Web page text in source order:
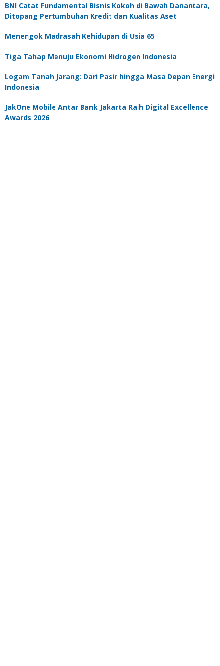
BNI Catat Fundamental Bisnis Kokoh di Bawah Danantara,
Ditopang Pertumbuhan Kredit dan Kualitas Aset
Menengok Madrasah Kehidupan di Usia 65
Tiga Tahap Menuju Ekonomi Hidrogen Indonesia
Logam Tanah Jarang: Dari Pasir hingga Masa Depan Energi
Indonesia
JakOne Mobile Antar Bank Jakarta Raih Digital Excellence
Awards 2026